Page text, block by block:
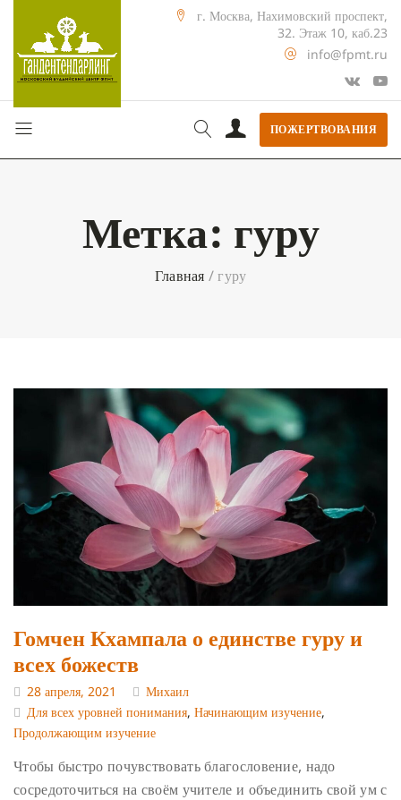
г. Москва, Нахимовский проспект,
32. Этаж 10, каб.23
info@fpmt.ru
ПОЖЕРТВОВАНИЯ
Метка: гуру
Главная /гуру
Гомчен Кхампала о единстве гуру и
всех божеств
28 апреля, 2021
Михаил
Для всех уровней понимания, Начинающим изучение,
Продолжающим изучение
Чтобы быстро почувствовать благословение, надо
сосредоточиться на своём учителе и объединить свой ум с